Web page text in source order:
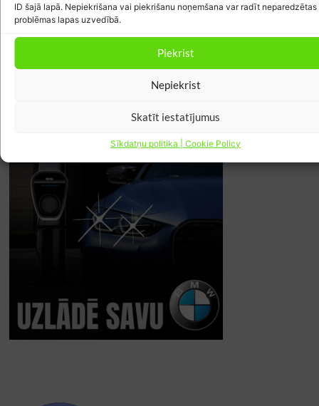
ID šajā lapā. Nepiekrišana vai piekrišanu noņemšana var radīt neparedzētas
problēmas lapas uzvedībā.
Piekrist
Nepiekrist
Skatīt iestatījumus
Sīkdatņu politika | Cookie Policy
nedarataparPētījums: Kafija un pusdienas ir jaunais
elektroauto uzlādes standarts
Pētījums: Kafija un pusdienas ir jaunais